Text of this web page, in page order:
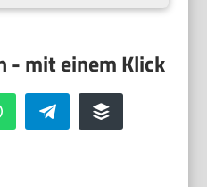
WhatsApp Telegram Buffer